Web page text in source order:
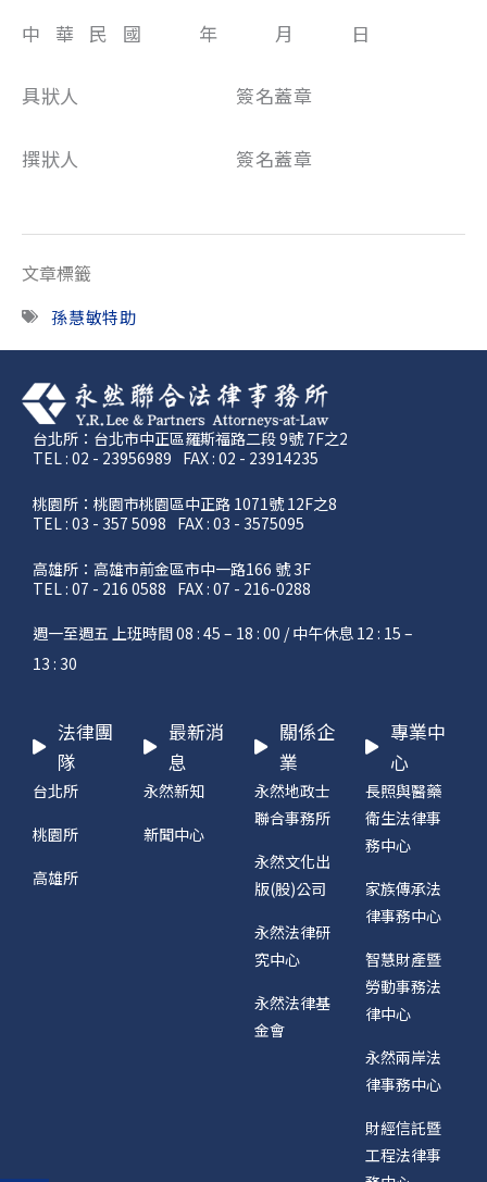
中 華 民 國 年 月 日
具狀人 簽名蓋章
撰狀人 簽名蓋章
文章標籤
孫慧敏特助
台北所：台北市中正區羅斯福路二段 9號 7F之2
TEL : 02 - 23956989 FAX : 02 - 23914235
桃園所：桃園市桃園區中正路 1071號 12F之8
TEL : 03 - 357 5098 FAX : 03 - 3575095
高雄所：高雄市前金區市中一路166 號 3F
TEL : 07 - 216 0588 FAX : 07 - 216-0288
週一至週五 上班時間 08 : 45 – 18 : 00 / 中午休息 12 : 15 –
13 : 30
法律團
隊
台北所
桃園所
高雄所
最新消
息
永然新知
新聞中心
關係企
業
永然地政士
聯合事務所
永然文化出
版(股)公司
永然法律研
究中心
永然法律基
金會
專業中
心
長照與醫藥
衛生法律事
務中心
家族傳承法
律事務中心
智慧財產暨
勞動事務法
律中心
永然兩岸法
律事務中心
財經信託暨
工程法律事